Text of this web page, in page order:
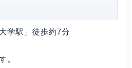
学駅」徒歩約7分
。